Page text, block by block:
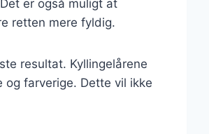
er også muligt at
retten mere fyldig.
resultat. Kyllingelårene
farverige. Dette vil ikke